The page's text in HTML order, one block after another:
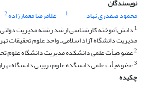
نویسندگان
محمود صفدری نهاد
1 غلامرضا معمارزاده2
1 دانش‌آموخته کارشناسی ارشد رشته مدیریت دولتی
مدیریت دانشگاه آزاد اسلامی ـ واحد علوم تحقیقات
2عضو هیأت علمی دانشکده مدیریت دانشگاه علوم
3عضو هیأت علمی دانشگده علوم تربیتی دانشگاه
چکیده